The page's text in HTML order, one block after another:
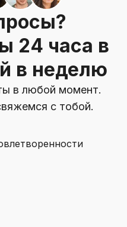
24 часа в
в неделю
в любой момент.
с тобой.